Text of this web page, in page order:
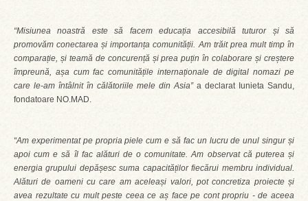
“Misiunea noastră este să facem educația accesibilă tuturor și să
promovăm conectarea și importanța comunității. Am trăit prea mult timp în
comparație, și teamă de concurență și prea puțin în colaborare și creștere
împreună, așa cum fac comunitățile internaționale de digital nomazi pe
care le-am întâlnit în călătoriile mele din Asia”a declarat Iunieta Sandu,
fondatoare NO.MAD.
“Am experimentat pe propria piele cum e să fac un lucru de unul singur și
apoi cum e să îl fac alături de o comunitate. Am observat că puterea și
energia grupului depășesc suma capacităților fiecărui membru individual.
Alături de oameni cu care am aceleași valori, pot concretiza proiecte și
avea rezultate cu mult peste ceea ce aș face pe cont propriu - de aceea